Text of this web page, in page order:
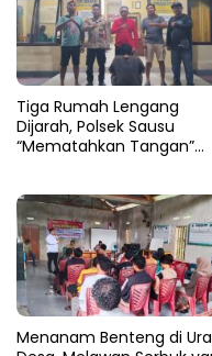
Tiga Rumah Lengang
Dijarah, Polsek Sausu
“Mematahkan Tangan”
Menanam Benteng di